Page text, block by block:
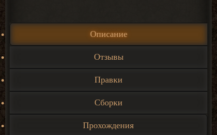
Описание
Отзывы
Правки
Сборки
Прохождения